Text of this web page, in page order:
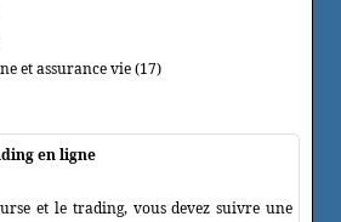
et assurance vie (17)
en ligne
et le trading, vous devez suivre une